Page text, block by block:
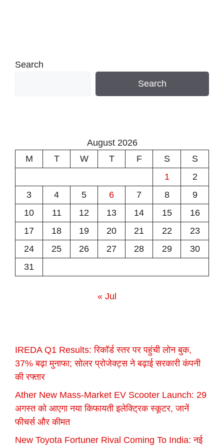
Search
Search
August 2026
M
T W T F S
S
1
2
3
4 5 6 7 8
9
10
11 12 13 14 15
16
17
18 19 20 21 22
23
24
25 26 27 28 29
30
31
« Jul
IREDA Q1 Results: रिकॉर्ड स्तर पर पहुंची लोन बुक,
37% बढ़ा मुनाफा; सोलर प्रोजेक्ट्स ने बढ़ाई सरकारी कंपनी
की रफ्तार
Ather New Mass-Market EV Scooter Launch: 29
अगस्त को आएगा नया किफायती इलेक्ट्रिक स्कूटर, जानें
फीचर्स और कीमत
New Toyota Fortuner Rival Coming To India: नई